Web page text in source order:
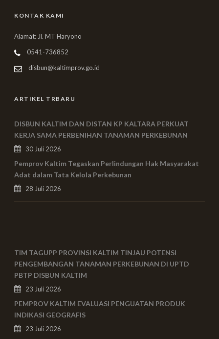
KONTAK KAMI
Alamat: Jl. MT Haryono
0541-736852
disbun@kaltimprov.go.id
ARTIKEL TRBARU
DISBUN KALTIM DAN DISTAN KP KALTARA PERKUAT
KERJA SAMA PERBENIHAN TANAMAN PERKEBUNAN
30 Juli 2026
Pemprov Kaltim Tegaskan Perlindungan Hak Masyarakat
Adat dalam Tata Kelola Perkebunan
28 Juli 2026
TIM TAGUPP PROVINSI KALTIM TINJAU POTENSI
PENGEMBANGAN TANAMAN PERKEBUNAN DI UPTD
PBTP DISBUN KALTIM
23 Juli 2026
PEMPROV KALTIM EVALUASI PENGUATAN PRODUK
INDIKASI GEOGRAFIS
23 Juli 2026